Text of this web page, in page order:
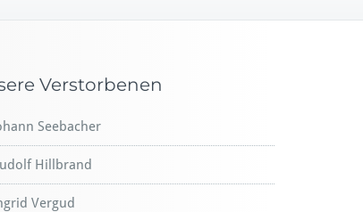
Verstorbenen
Seebacher
Hillbrand
Vergud